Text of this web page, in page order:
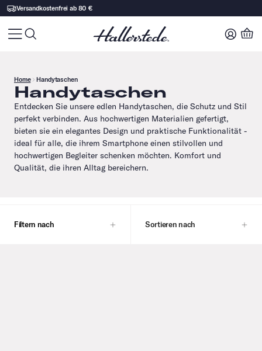
Versandkostenfrei ab 80 €
Home Handytaschen
Handytaschen
Entdecken Sie unsere edlen Handytaschen, die Schutz und Stil
perfekt verbinden. Aus hochwertigen Materialien gefertigt,
bieten sie ein elegantes Design und praktische Funktionalität -
ideal für alle, die ihrem Smartphone einen stilvollen und
hochwertigen Begleiter schenken möchten. Komfort und
Qualität, die ihren Alltag bereichern.
Filtern nach Sortieren nach